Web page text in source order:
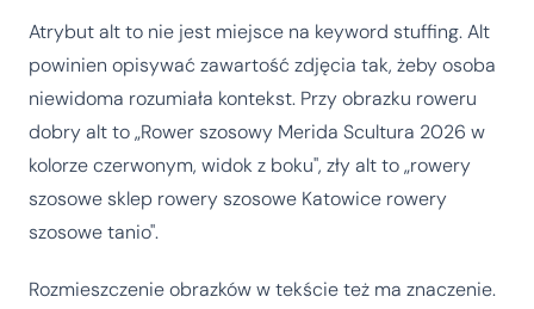
Atrybut alt to nie jest miejsce na keyword stuffing. Alt
powinien opisywać zawartość zdjęcia tak, żeby osoba
niewidoma rozumiała kontekst. Przy obrazku roweru
dobry alt to „Rower szosowy Merida Scultura 2026 w
kolorze czerwonym, widok z boku", zły alt to „rowery
szosowe sklep rowery szosowe Katowice rowery
szosowe tanio".
Rozmieszczenie obrazków w tekście też ma znaczenie.